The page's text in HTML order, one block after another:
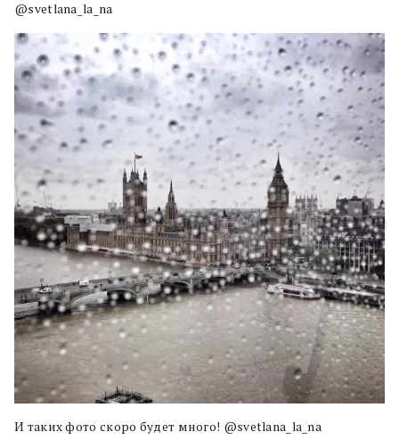
@svetlana_la_na
И таких фото скоро будет много! @svetlana_la_na